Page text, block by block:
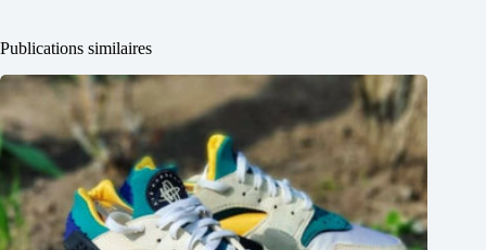
Publications similaires